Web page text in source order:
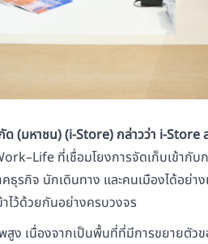
ด (มหาชน) (i-Store) กล่าวว่า i-Store
ที่เชื่อมโยงการจัดเก็บเข้ากับ
รกิจ นักเดินทาง และคนเมืองได้อย่
ไว้ด้วยกันอย่างครบวงจร
เนื่องจากเป็นพื้นที่ที่มีการขยายตัว